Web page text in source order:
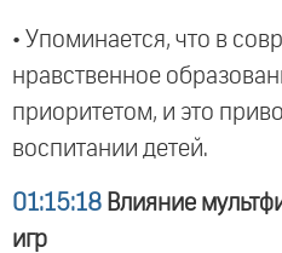
• Упоминается, что в
нравственное
приоритетом, и это
воспитании детей.
01:15:18 Влияние
игр